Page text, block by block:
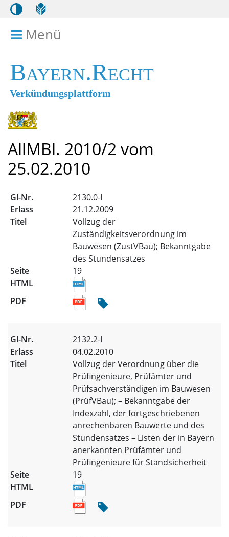
Menü
Bayern.Recht
Verkündungsplattform
AllMBl. 2010/2 vom
25.02.2010
2130.0-I
21.12.2009
Vollzug der
Zuständigkeitsverordnung im
Bauwesen (ZustVBau); Bekanntgabe
des Stundensatzes
19
2132.2-I
04.02.2010
Vollzug der Verordnung über die
Prüfingenieure, Prüfämter und
Prüfsachverständigen im Bauwesen
(PrüfVBau); – Bekanntgabe der
Indexzahl, der fortgeschriebenen
anrechenbaren Bauwerte und des
Stundensatzes – Listen der in Bayern
anerkannten Prüfämter und
Prüfingenieure für Standsicherheit
19